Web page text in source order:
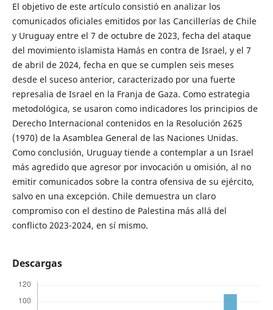
El objetivo de este artículo consistió en analizar los
comunicados oficiales emitidos por las Cancillerías de Chile
y Uruguay entre el 7 de octubre de 2023, fecha del ataque
del movimiento islamista Hamás en contra de Israel, y el 7
de abril de 2024, fecha en que se cumplen seis meses
desde el suceso anterior, caracterizado por una fuerte
represalia de Israel en la Franja de Gaza. Como estrategia
metodológica, se usaron como indicadores los principios de
Derecho Internacional contenidos en la Resolución 2625
(1970) de la Asamblea General de las Naciones Unidas.
Como conclusión, Uruguay tiende a contemplar a un Israel
más agredido que agresor por invocación u omisión, al no
emitir comunicados sobre la contra ofensiva de su ejército,
salvo en una excepción. Chile demuestra un claro
compromiso con el destino de Palestina más allá del
conflicto 2023-2024, en sí mismo.
Descargas